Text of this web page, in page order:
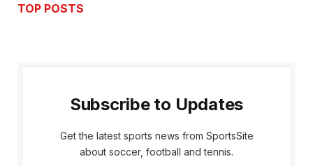
TOP POSTS
Subscribe to Updates
Get the latest sports news from SportsSite
about soccer, football and tennis.